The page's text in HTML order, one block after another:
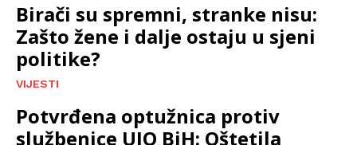
Birači su spremni, stranke nisu:
Zašto žene i dalje ostaju u sjeni
politike?
VIJESTI
Potvrđena optužnica protiv
službenice UIO BiH: Oštetila